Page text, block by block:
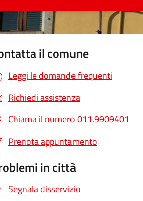
il comune
Leggi le domande frequenti
Richiedi assistenza
Chiama il numero 011.9909401
Prenota appuntamento
in città
Segnala disservizio